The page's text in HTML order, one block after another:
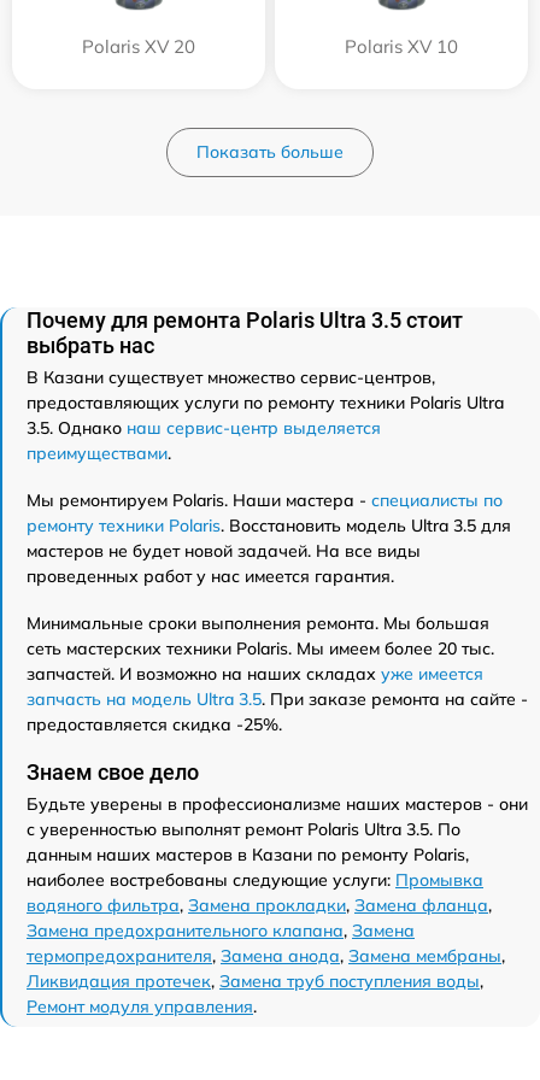
Polaris XV 20 Polaris XV 10
Показать больше
Почему для ремонта Polaris Ultra 3.5 стоит
выбрать нас
В Казани существует множество сервис-центров,
предоставляющих услуги по ремонту техники Polaris Ultra
3.5. Однако наш сервис-центр выделяется
преимуществами.
Мы ремонтируем Polaris. Наши мастера - специалисты по
ремонту техники Polaris. Восстановить модель Ultra 3.5 для
мастеров не будет новой задачей. На все виды
проведенных работ у нас имеется гарантия.
Минимальные сроки выполнения ремонта. Мы большая
сеть мастерских техники Polaris. Мы имеем более 20 тыс.
запчастей. И возможно на наших складах уже имеется
запчасть на модель Ultra 3.5. При заказе ремонта на сайте -
предоставляется скидка -25%.
Знаем свое дело
Будьте уверены в профессионализме наших мастеров - они
с уверенностью выполнят ремонт Polaris Ultra 3.5. По
данным наших мастеров в Казани по ремонту Polaris,
наиболее востребованы следующие услуги: Промывка
водяного фильтра, Замена прокладки, Замена фланца,
Замена предохранительного клапана, Замена
термопредохранителя, Замена анода, Замена мембраны,
Ликвидация протечек, Замена труб поступления воды,
Ремонт модуля управления.